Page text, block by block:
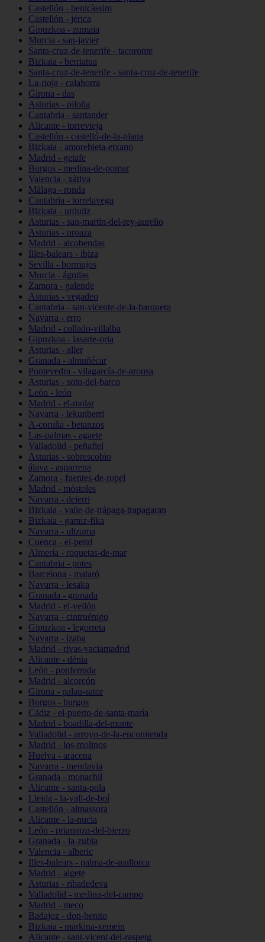
Castellón - benicàssim
Castellón - jérica
Gipuzkoa - zumaia
Murcia - san-javier
Santa-cruz-de-tenerife - tacoronte
Bizkaia - berriatua
Santa-cruz-de-tenerife - santa-cruz-de-tenerife
La-rioja - calahorra
Girona - das
Asturias - piloña
Cantabria - santander
Alicante - torrevieja
Castellón - castelló-de-la-plana
Bizkaia - amorebieta-etxano
Madrid - getafe
Burgos - medina-de-pomar
Valencia - xàtiva
Málaga - ronda
Cantabria - torrelavega
Bizkaia - urduliz
Asturias - san-martín-del-rey-aurelio
Asturias - proaza
Madrid - alcobendas
Illes-balears - ibiza
Sevilla - bormujos
Murcia - águilas
Zamora - galende
Asturias - vegadeo
Cantabria - san-vicente-de-la-barquera
Navarra - erro
Madrid - collado-villalba
Gipuzkoa - lasarte-oria
Asturias - aller
Granada - almuñécar
Pontevedra - vilagarcía-de-arousa
Asturias - soto-del-barco
León - león
Madrid - el-molar
Navarra - lekunberri
A-coruña - betanzos
Las-palmas - agaete
Valladolid - peñafiel
Asturias - sobrescobio
álava - asparrena
Zamora - fuentes-de-ropel
Madrid - móstoles
Navarra - deierri
Bizkaia - valle-de-trápaga-trapagaran
Bizkaia - gamiz-fika
Navarra - ultzama
Cuenca - el-peral
Almería - roquetas-de-mar
Cantabria - potes
Barcelona - mataró
Navarra - lesaka
Granada - granada
Madrid - el-vellón
Navarra - cintruénigo
Gipuzkoa - legorreta
Navarra - izaba
Madrid - rivas-vaciamadrid
Alicante - dénia
León - ponferrada
Madrid - alcorcón
Girona - palau-sator
Burgos - burgos
Cádiz - el-puerto-de-santa-maría
Madrid - boadilla-del-monte
Valladolid - arroyo-de-la-encomienda
Madrid - los-molinos
Huelva - aracena
Navarra - mendavia
Granada - monachil
Alicante - santa-pola
Lleida - la-vall-de-boí
Castellón - almassora
Alicante - la-nucia
León - priaranza-del-bierzo
Granada - la-zubia
Valencia - alberic
Illes-balears - palma-de-mallorca
Madrid - algete
Asturias - ribadedeva
Valladolid - medina-del-campo
Madrid - meco
Badajoz - don-benito
Bizkaia - markina-xemein
Alicante - sant-vicent-del-raspeig